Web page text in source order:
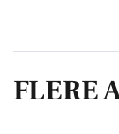
FLERE